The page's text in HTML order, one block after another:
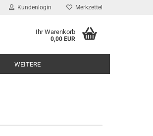
Kundenlogin Merkzettel
Ihr Warenkorb
0,00 EUR
WEITERE